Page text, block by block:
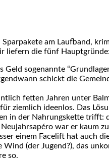
am Lauf­band,
lie­fern die fünf Haupt­grün­de:
Geld soge­nann­te
schickt die
fet­ten Jah­ren unter
ziem­lich ideen­los. Das
in der Nah­rungs­ket­te trifft:
war er kaum
einem Face­lift hat auch
(der Jugend?), das
so.